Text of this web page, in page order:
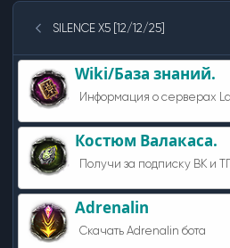
SILENCE X5 [12/12/25]
Wiki/База знаний.
Информация о серверах
Костюм Валакаса.
Получи за подписку ВК и
Adrenalin
Скачать Adrenalin бота